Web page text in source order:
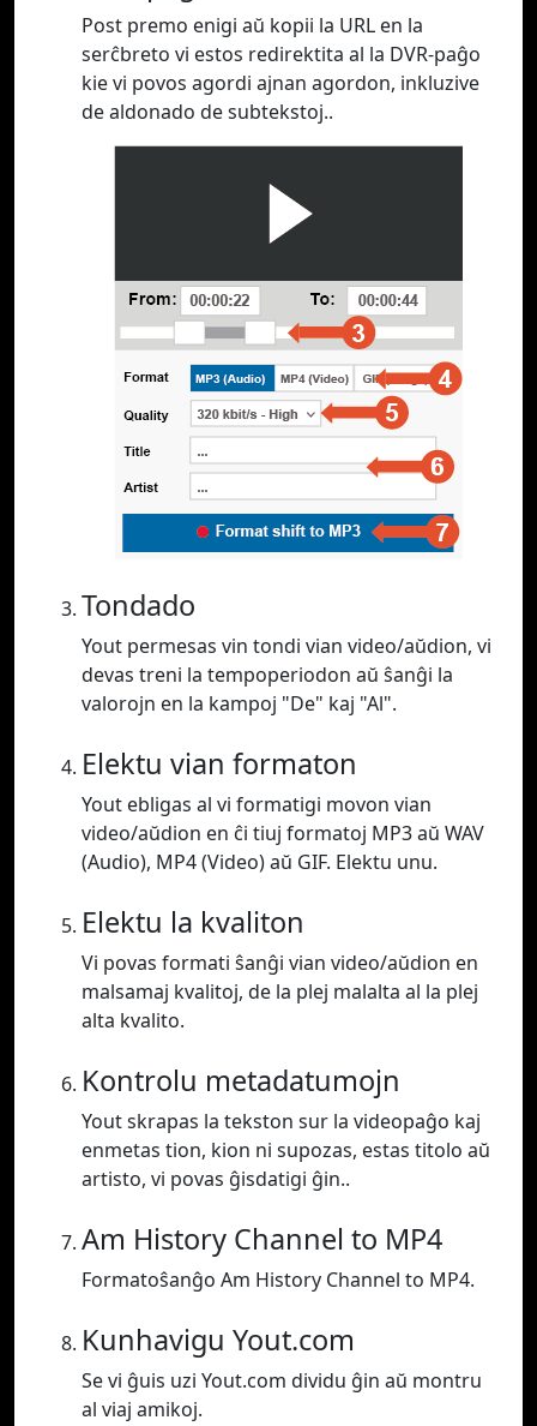
Post premo enigi aŭ kopii la URL en la
serĉbreto vi estos redirektita al la DVR-paĝo
kie vi povos agordi ajnan agordon, inkluzive
de aldonado de subtekstoj..
Tondado
Yout permesas vin tondi vian video/aŭdion, vi
devas treni la tempoperiodon aŭ ŝanĝi la
valorojn en la kampoj "De" kaj "Al".
Elektu vian formaton
Yout ebligas al vi formatigi movon vian
video/aŭdion en ĉi tiuj formatoj MP3 aŭ WAV
(Audio), MP4 (Video) aŭ GIF. Elektu unu.
Elektu la kvaliton
Vi povas formati ŝanĝi vian video/aŭdion en
malsamaj kvalitoj, de la plej malalta al la plej
alta kvalito.
Kontrolu metadatumojn
Yout skrapas la tekston sur la videopaĝo kaj
enmetas tion, kion ni supozas, estas titolo aŭ
artisto, vi povas ĝisdatigi ĝin..
Am History Channel to MP4
Formatoŝanĝo Am History Channel to MP4.
Kunhavigu Yout.com
Se vi ĝuis uzi Yout.com dividu ĝin aŭ montru
al viaj amikoj.